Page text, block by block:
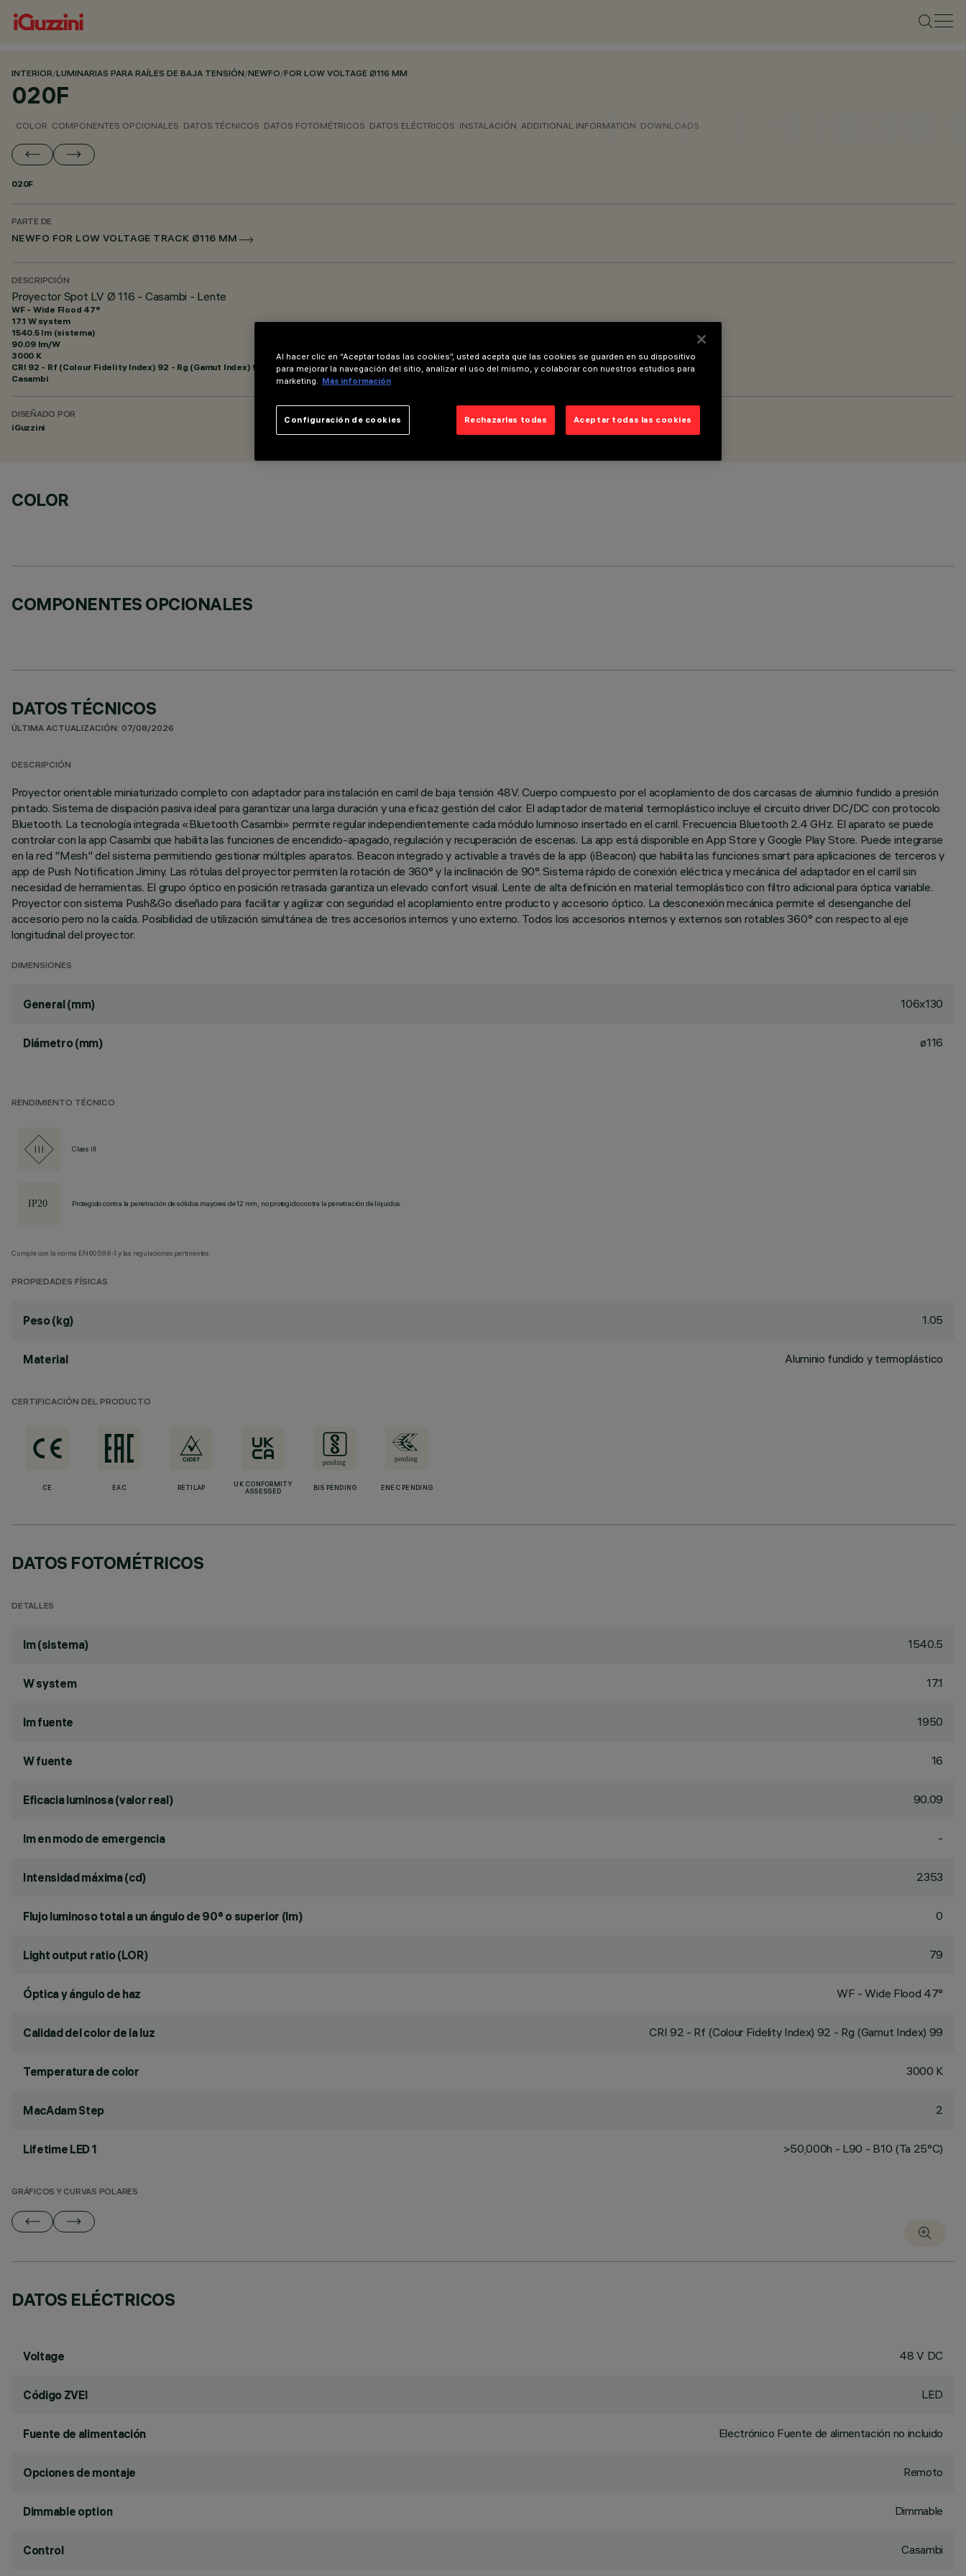
INTERIOR/LUMINARIAS PARA RAÍLES DE BAJA TENSIÓN/NEWFO/FOR LOW VOLTAGE Ø116 MM
020F
COLOR COMPONENTES OPCIONALES DATOS TÉCNICOS DATOS FOTOMÉTRICOS DATOS ELÉCTRICOS INSTALACIÓN ADDITIONAL INFORMATION DOWNLOADS
020F
PARTE DE
NEWFO FOR LOW VOLTAGE TRACK Ø116 MM
DESCRIPCIÓN
Proyector Spot LV Ø 116 - Casambi - Lente
WF - Wide Flood 47°
17.1 W system
1540.5 lm (sistema)
90.09 lm/W
3000 K
CRI 92 - Rf (Colour Fidelity Index) 92 - Rg (Gamut Index) 99
Casambi
DISEÑADO POR
iGuzzini
COLOR
COMPONENTES OPCIONALES
DATOS TÉCNICOS
ÚLTIMA ACTUALIZACIÓN: 07/08/2026
DESCRIPCIÓN
Proyector orientable miniaturizado completo con adaptador para instalación en carril de baja tensión 48V. Cuerpo compuesto por el acoplamiento de dos carcasas de aluminio fundido a presión
pintado. Sistema de disipación pasiva ideal para garantizar una larga duración y una eficaz gestión del calor. El adaptador de material termoplástico incluye el circuito driver DC/DC con protocolo
Bluetooth. La tecnología integrada «Bluetooth Casambi» permite regular independientemente cada módulo luminoso insertado en el carril. Frecuencia Bluetooth 2.4 GHz. El aparato se puede
controlar con la app Casambi que habilita las funciones de encendido-apagado, regulación y recuperación de escenas. La app está disponible en App Store y Google Play Store. Puede integrarse
en la red "Mesh" del sistema permitiendo gestionar múltiples aparatos. Beacon integrado y activable a través de la app (iBeacon) que habilita las funciones smart para aplicaciones de terceros y
app de Push Notification Jiminy. Las rótulas del proyector permiten la rotación de 360° y la inclinación de 90°. Sistema rápido de conexión eléctrica y mecánica del adaptador en el carril sin
necesidad de herramientas. El grupo óptico en posición retrasada garantiza un elevado confort visual. Lente de alta definición en material termoplástico con filtro adicional para óptica variable.
Proyector con sistema Push&Go diseñado para facilitar y agilizar con seguridad el acoplamiento entre producto y accesorio óptico. La desconexión mecánica permite el desenganche del
accesorio pero no la caída. Posibilidad de utilización simultánea de tres accesorios internos y uno externo. Todos los accesorios internos y externos son rotables 360° con respecto al eje
longitudinal del proyector.
DIMENSIONES
General (mm) 106x130
Diámetro (mm) ø116
RENDIMIENTO TÉCNICO
Class III
Protegido contra la penetración de sólidos mayores de 12 mm, no protegido contra la penetración de líquidos.
Cumple con la norma EN60598-1 y las regulaciones pertinentes.
PROPIEDADES FÍSICAS
Peso (kg) 1.05
Material Aluminio fundido y termoplástico
CERTIFICACIÓN DEL PRODUCTO
CE EAC RETILAP
UK CONFORMITY
ASSESSED
BIS PENDING ENEC PENDING
DATOS FOTOMÉTRICOS
DETALLES
lm (sistema) 1540.5
W system 17.1
lm fuente 1950
W fuente 16
Eficacia luminosa (valor real) 90.09
lm en modo de emergencia -
Intensidad máxima (cd) 2353
Flujo luminoso total a un ángulo de 90° o superior (lm) 0
Light output ratio (LOR) 79
Óptica y ángulo de haz WF - Wide Flood 47°
Calidad del color de la luz CRI 92 - Rf (Colour Fidelity Index) 92 - Rg (Gamut Index) 99
Temperatura de color 3000 K
MacAdam Step 2
Lifetime LED 1 >50,000h - L90 - B10 (Ta 25°C)
GRÁFICOS Y CURVAS POLARES
DATOS ELÉCTRICOS
Voltage 48 V DC
Código ZVEI LED
Fuente de alimentación Electrónico Fuente de alimentación no incluido
Opciones de montaje Remoto
Dimmable option Dimmable
Control Casambi
Al hacer clic en “Aceptar todas las cookies”, usted acepta que las cookies se guarden en su dispositivo
para mejorar la navegación del sitio, analizar el uso del mismo, y colaborar con nuestros estudios para
marketing. Más información
Rechazarlas todas Aceptar todas las cookies
Configuración de cookies